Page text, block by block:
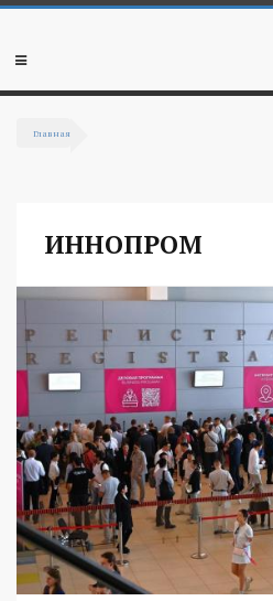
Перейти к основному содержанию
Мобильное
Главная
ИННОПРОМ